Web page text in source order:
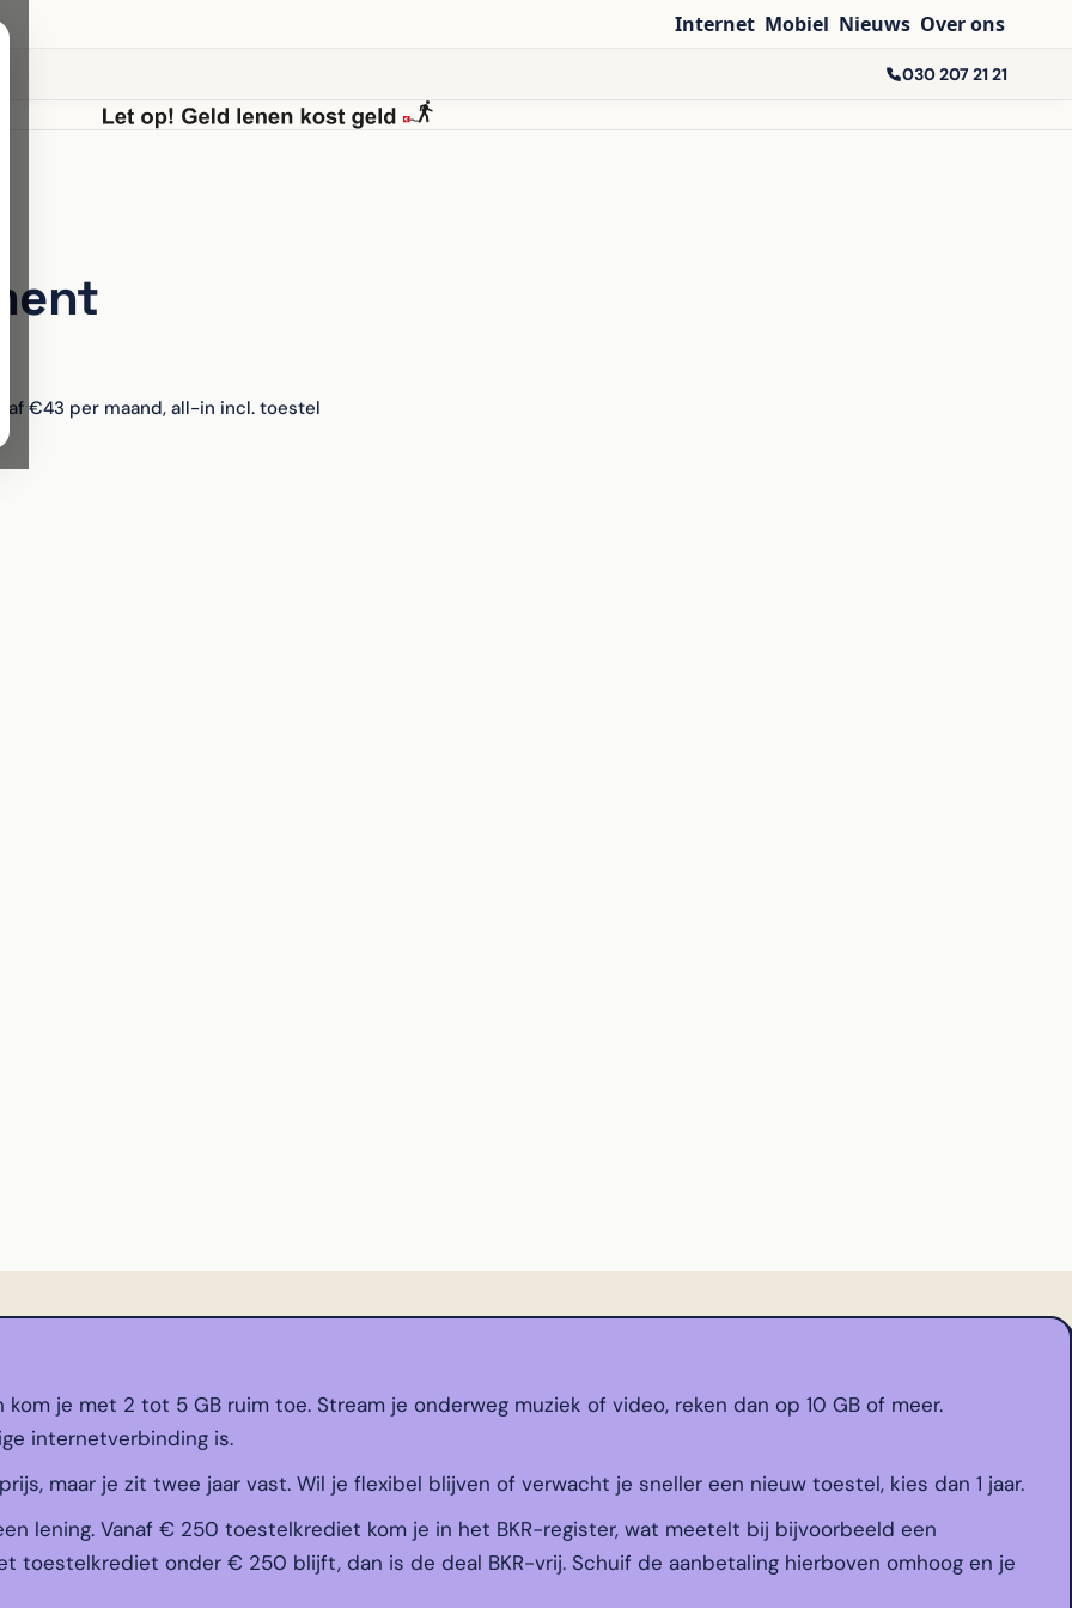
Internet Mobiel Nieuws Over ons
030 207 21 21
€43 per maand, all-in incl. toestel
kom je met 2 tot 5 GB ruim toe. Stream je onderweg muziek of video, reken dan op 10 GB of meer.
internetverbinding is.
maar je zit twee jaar vast. Wil je flexibel blijven of verwacht je sneller een nieuw toestel, kies dan 1 jaar.
lening. Vanaf € 250 toestelkrediet kom je in het BKR-register, wat meetelt bij bijvoorbeeld een
toestelkrediet onder € 250 blijft, dan is de deal BKR-vrij. Schuif de aanbetaling hierboven omhoog en je